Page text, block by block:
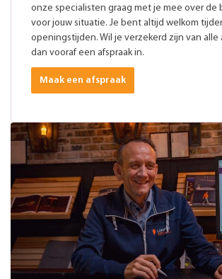
onze specialisten graag met je mee over de
voor jouw situatie. Je bent altijd welkom
openingstijden. Wil je verzekerd zijn van alle
dan vooraf een afspraak in.
Maak een afspraak